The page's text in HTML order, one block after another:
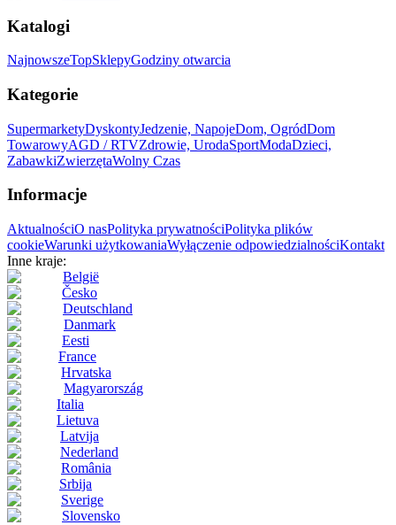
Katalogi
NajnowszeTopSklepyGodziny otwarcia
Kategorie
SupermarketyDyskontyJedzenie, NapojeDom, OgródDom
TowarowyAGD / RTVZdrowie, UrodaSportModaDzieci,
ZabawkiZwierzętaWolny Czas
Informacje
AktualnościO nasPolityka prywatnościPolityka plików
cookieWarunki użytkowaniaWyłączenie odpowiedzialnościKontakt
Inne kraje:
België
Česko
Deutschland
Danmark
Eesti
France
Hrvatska
Magyarország
Italia
Lietuva
Latvija
Nederland
România
Srbija
Sverige
Slovensko